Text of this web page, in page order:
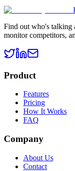
Find out who's talking
monitor competitors,
Product
Features
Pricing
How It Works
FAQ
Company
About Us
Contact